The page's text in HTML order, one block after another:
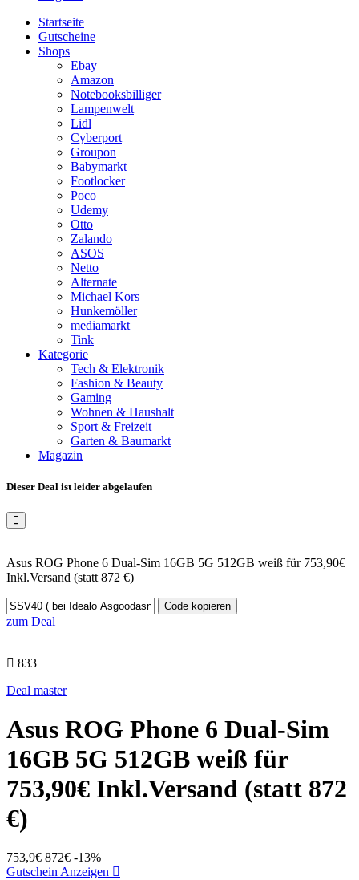
Startseite
Gutscheine
Shops
Ebay
Amazon
Notebooksbilliger
Lampenwelt
Lidl
Cyberport
Groupon
Babymarkt
Footlocker
Poco
Udemy
Otto
Zalando
ASOS
Netto
Alternate
Michael Kors
Hunkemöller
mediamarkt
Tink
Kategorie
Tech & Elektronik
Fashion & Beauty
Gaming
Wohnen & Haushalt
Sport & Freizeit
Garten & Baumarkt
Magazin
Dieser Deal ist leider abgelaufen
Asus ROG Phone 6 Dual-Sim 16GB 5G 512GB weiß für 753,90€
Inkl.Versand (statt 872 €)
Code kopieren
zum Deal
833
Deal master
Asus ROG Phone 6 Dual-Sim
16GB 5G 512GB weiß für
753,90€ Inkl.Versand (statt 872
€)
753,9€ 872€ -13%
Gutschein Anzeigen